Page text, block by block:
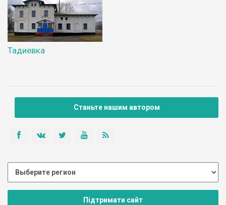
Тадиевка
Станьте нашим автором
Підтримати сайт